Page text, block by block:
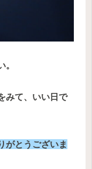
みて、いい日で
がとうございま